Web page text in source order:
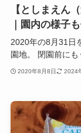
【としまえん
｜園内の様子
2020年の8月31日
園地。 閉園前にも
2020年8月8日 2024